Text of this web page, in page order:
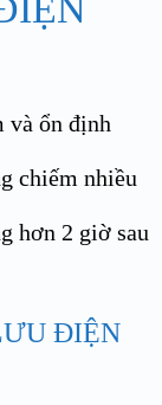
và ổn định
chiếm nhiều
hơn 2 giờ sau
ĐIỆN